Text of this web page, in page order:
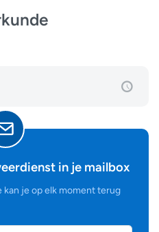
in je mailbox
kan je op elk moment terug